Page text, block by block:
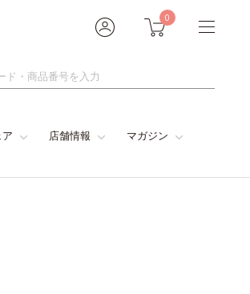
0
店舗情報 マガジン